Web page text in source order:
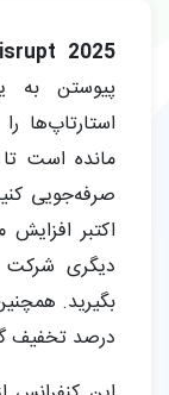
2025
پیوستن به
اکتبر
درصد تخفیف